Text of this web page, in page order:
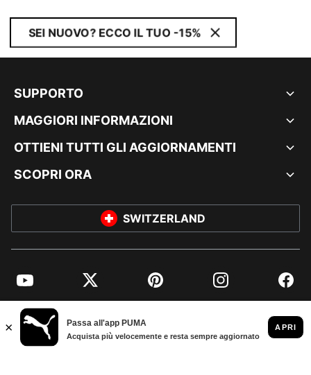
SEI NUOVO? ECCO IL TUO -15%
SUPPORTO
MAGGIORI INFORMAZIONI
OTTIENI TUTTI GLI AGGIORNAMENTI
SCOPRI ORA
SWITZERLAND
YouTube Twitter Pinterest Instagram
© PUMA EUROPE GMBH, 2026. TUTTI I DIRITTI RISERVATI
DATI AZIENDALI E LEGALI